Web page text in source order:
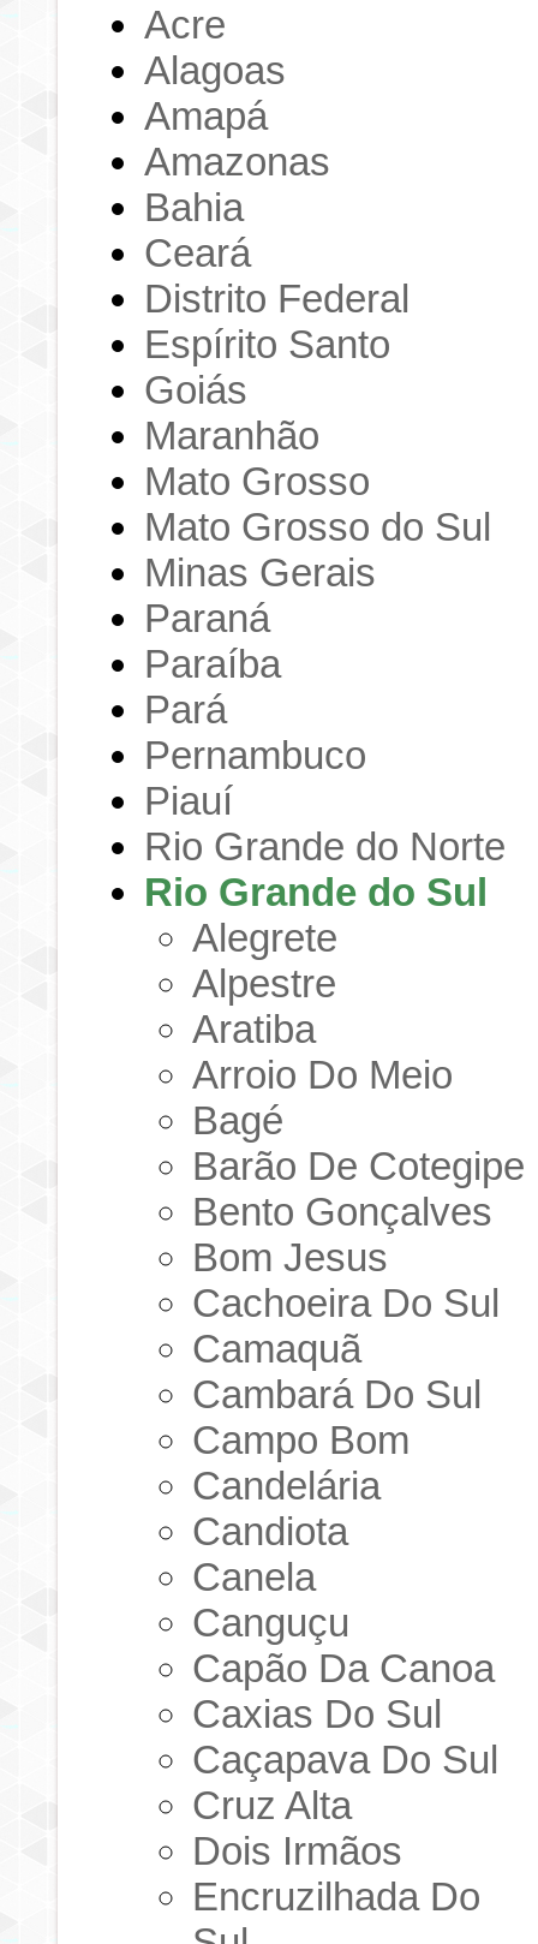
Acre
Alagoas
Amapá
Amazonas
Bahia
Ceará
Distrito Federal
Espírito Santo
Goiás
Maranhão
Mato Grosso
Mato Grosso do Sul
Minas Gerais
Paraná
Paraíba
Pará
Pernambuco
Piauí
Rio Grande do Norte
Rio Grande do Sul
Alegrete
Alpestre
Aratiba
Arroio Do Meio
Bagé
Barão De Cotegipe
Bento Gonçalves
Bom Jesus
Cachoeira Do Sul
Camaquã
Cambará Do Sul
Campo Bom
Candelária
Candiota
Canela
Canguçu
Capão Da Canoa
Caxias Do Sul
Caçapava Do Sul
Cruz Alta
Dois Irmãos
Encruzilhada Do